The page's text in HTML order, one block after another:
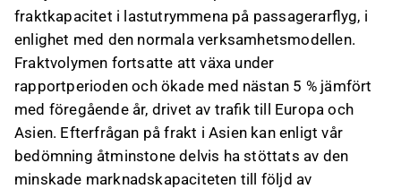
fraktkapacitet i lastutrymmena på passagerarflyg, i
enlighet med den normala verksamhetsmodellen.
Fraktvolymen fortsatte att växa under
rapportperioden och ökade med nästan 5 % jämfört
med föregående år, drivet av trafik till Europa och
Asien. Efterfrågan på frakt i Asien kan enligt vår
bedömning åtminstone delvis ha stöttats av den
minskade marknadskapaciteten till följd av